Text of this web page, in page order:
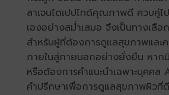
ลาเจนไดเปปไทด์คุณภาพดี ควบคู่ไ
เองอย่างสม่ำเสมอ จึงเป็นทางเลื
สำหรับผู้ที่ต้องการดูแลสุขภาพและ
ภายในสู่ภายนอกอย่างยั่งยืน หาก
หรือต้องการคำแนะนำเฉพาะบุคคล
คำปรึกษาเพื่อการดูแลสุขภาพผิว